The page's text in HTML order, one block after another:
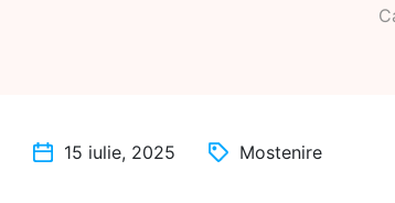
15 iulie, 2025 Mostenire